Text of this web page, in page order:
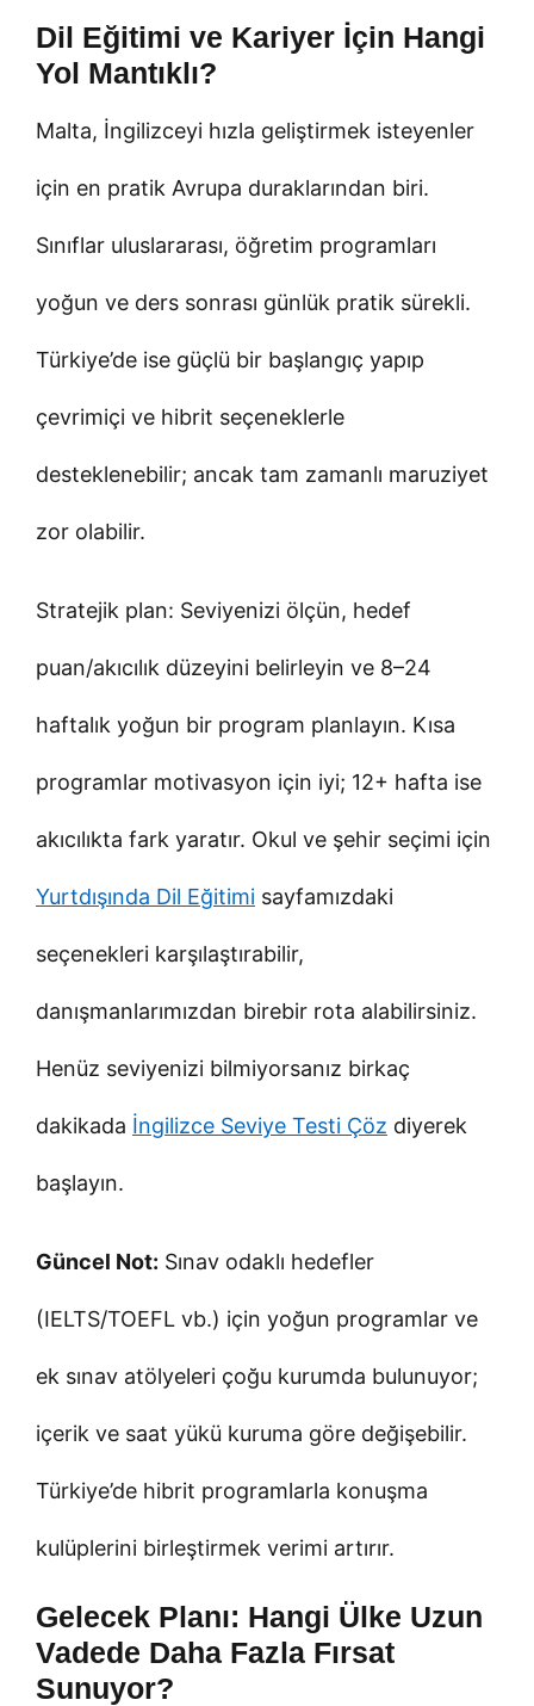
Dil Eğitimi ve Kariyer İçin Hangi
Yol Mantıklı?
Malta, İngilizceyi hızla geliştirmek isteyenler
için en pratik Avrupa duraklarından biri.
Sınıflar uluslararası, öğretim programları
yoğun ve ders sonrası günlük pratik sürekli.
Türkiye’de ise güçlü bir başlangıç yapıp
çevrimiçi ve hibrit seçeneklerle
desteklenebilir; ancak tam zamanlı maruziyet
zor olabilir.
Stratejik plan: Seviyenizi ölçün, hedef
puan/akıcılık düzeyini belirleyin ve 8–24
haftalık yoğun bir program planlayın. Kısa
programlar motivasyon için iyi; 12+ hafta ise
akıcılıkta fark yaratır. Okul ve şehir seçimi için
Yurtdışında Dil Eğitimi sayfamızdaki
seçenekleri karşılaştırabilir,
danışmanlarımızdan birebir rota alabilirsiniz.
Henüz seviyenizi bilmiyorsanız birkaç
dakikada İngilizce Seviye Testi Çöz diyerek
başlayın.
Güncel Not: Sınav odaklı hedefler
(IELTS/TOEFL vb.) için yoğun programlar ve
ek sınav atölyeleri çoğu kurumda bulunuyor;
içerik ve saat yükü kuruma göre değişebilir.
Türkiye’de hibrit programlarla konuşma
kulüplerini birleştirmek verimi artırır.
Gelecek Planı: Hangi Ülke Uzun
Vadede Daha Fazla Fırsat
Sunuyor?